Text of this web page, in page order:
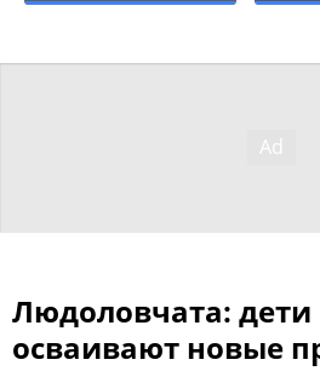
Людоловчата:
осваивают новые